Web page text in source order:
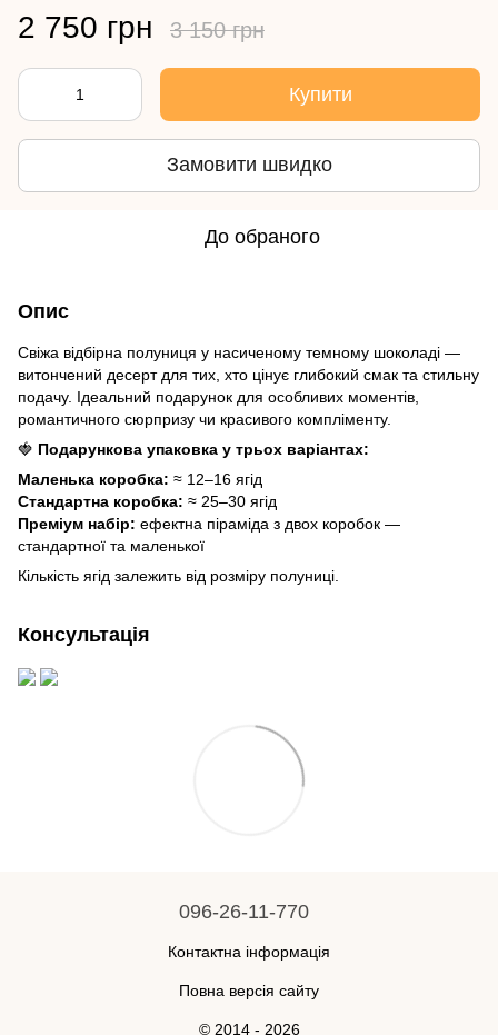
2 750 грн 3 150 грн
Купити
Замовити швидко
До обраного
Опис
Свіжа відбірна полуниця у насиченому темному шоколаді —
витончений десерт для тих, хто цінує глибокий смак та стильну
подачу. Ідеальний подарунок для особливих моментів,
романтичного сюрпризу чи красивого компліменту.
🍓 Подарункова упаковка у трьох варіантах:
Маленька коробка: ≈ 12–16 ягід
Стандартна коробка: ≈ 25–30 ягід
Преміум набір: ефектна піраміда з двох коробок —
стандартної та маленької
Кількість ягід залежить від розміру полуниці.
Консультація
096-26-11-770
Контактна інформація
Повна версія сайту
© 2014 - 2026